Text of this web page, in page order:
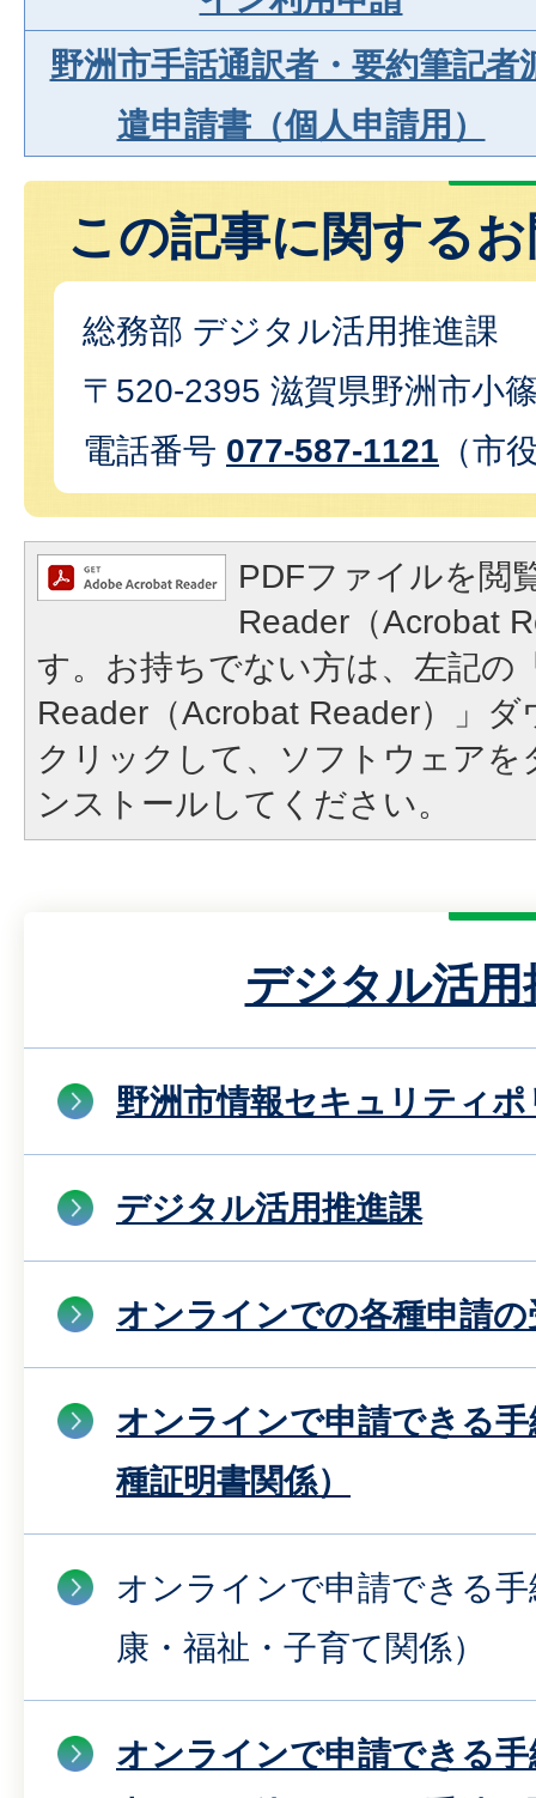
野洲市手話通訳者・要約筆記者
遣申請書（個人申請用）
この記事に関する
総務部 デジタル活用推進課
〒520-2395 滋賀県野洲市小
電話番号 077-587-1121 （市
PDFファイルを閲
Reader（Acrobat
す。お持ちでない方は、左記の
Reader（Acrobat Reader）」
クリックして、ソフトウェア
ンストールしてください。
デジタル活用
野洲市情報セキュリティ
デジタル活用推進課
オンラインでの各種申請
オンラインで申請できる
種証明書関係）
オンラインで申請できる
康・福祉・子育て関係）
オンラインで申請できる